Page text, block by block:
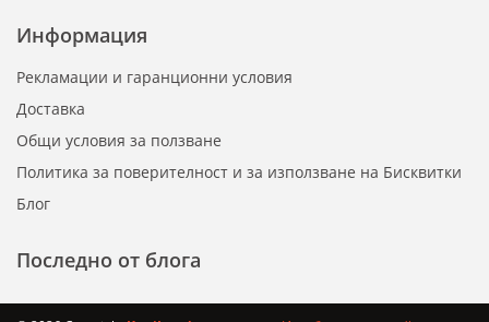
Информация
Рекламации и гаранционни условия
Доставка
Общи условия за ползване
Политика за поверителност и за използване на Бисквитки
Блог
Последно от блога